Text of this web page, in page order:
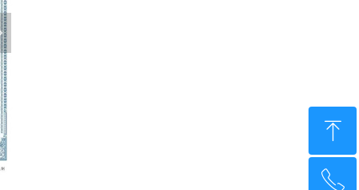
ꁸ
回到顶部
ꂅ